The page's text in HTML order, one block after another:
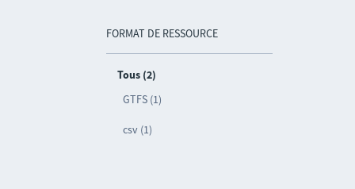
FORMAT DE RESSOURCE
Tous (2)
GTFS (1)
csv (1)